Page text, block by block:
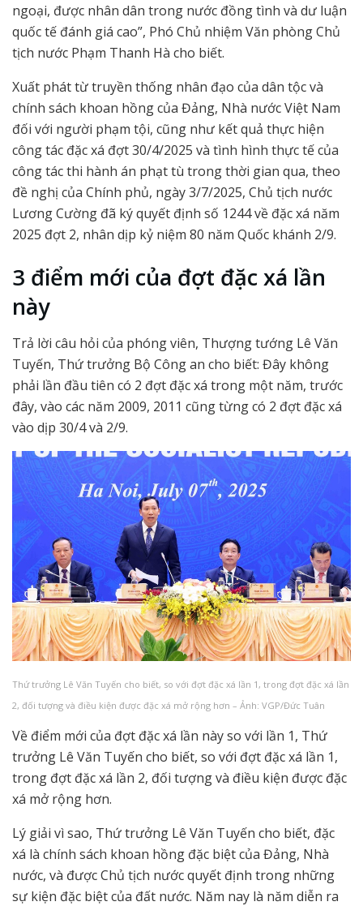
ngoại, được nhân dân trong nước đồng tình và dư luận
quốc tế đánh giá cao”, Phó Chủ nhiệm Văn phòng Chủ
tịch nước Phạm Thanh Hà cho biết.
Xuất phát từ truyền thống nhân đạo của dân tộc và
chính sách khoan hồng của Đảng, Nhà nước Việt Nam
đối với người phạm tội, cũng như kết quả thực hiện
công tác đặc xá đợt 30/4/2025 và tình hình thực tế của
công tác thi hành án phạt tù trong thời gian qua, theo
đề nghị của Chính phủ, ngày 3/7/2025, Chủ tịch nước
Lương Cường đã ký quyết định số 1244 về đặc xá năm
2025 đợt 2, nhân dịp kỷ niệm 80 năm Quốc khánh 2/9.
3 điểm mới của đợt đặc xá lần
này
Trả lời câu hỏi của phóng viên, Thượng tướng Lê Văn
Tuyến, Thứ trưởng Bộ Công an cho biết: Đây không
phải lần đầu tiên có 2 đợt đặc xá trong một năm, trước
đây, vào các năm 2009, 2011 cũng từng có 2 đợt đặc xá
vào dịp 30/4 và 2/9.
Thứ trưởng Lê Văn Tuyến cho biết, so với đợt đặc xá lần 1, trong đợt đặc xá lần
2, đối tượng và điều kiện được đặc xá mở rộng hơn – Ảnh: VGP/Đức Tuân
Về điểm mới của đợt đặc xá lần này so với lần 1, Thứ
trưởng Lê Văn Tuyến cho biết, so với đợt đặc xá lần 1,
trong đợt đặc xá lần 2, đối tượng và điều kiện được đặc
xá mở rộng hơn.
Lý giải vì sao, Thứ trưởng Lê Văn Tuyến cho biết, đặc
xá là chính sách khoan hồng đặc biệt của Đảng, Nhà
nước, và được Chủ tịch nước quyết định trong những
sự kiện đặc biệt của đất nước. Năm nay là năm diễn ra